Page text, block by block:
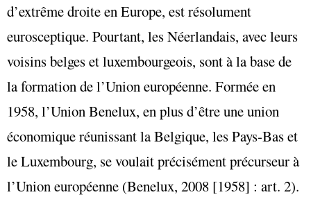
d’extrême droite en Europe, est résolument
eurosceptique. Pourtant, les Néerlandais, avec leurs
voisins belges et luxembourgeois, sont à la base de
la formation de l’Union européenne. Formée en
1958, l’Union Benelux, en plus d’être une union
économique réunissant la Belgique, les Pays-Bas et
le Luxembourg, se voulait précisément précurseur à
l’Union européenne (Benelux, 2008 [1958] : art. 2).